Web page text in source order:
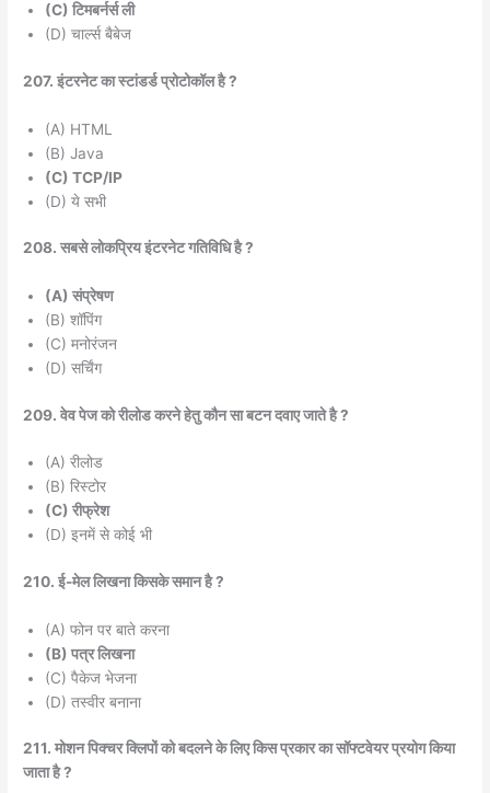
(C) टिमबर्नर्स ली
(D) चार्ल्स बैबेज
207. इंटरनेट का स्टांडर्ड प्रोटोकॉल है ?
(A) HTML
(B) Java
(C) TCP/IP
(D) ये सभी
208. सबसे लोकप्रिय इंटरनेट गतिविधि है ?
(A) संप्रेषण
(B) शॉपिंग
(C) मनोरंजन
(D) सर्चिंग
209. वेव पेज को रीलोड करने हेतु कौन सा बटन दवाए जाते है ?
(A) रीलोड
(B) रिस्टोर
(C) रीफ्रेश
(D) इनमें से कोई भी
210. ई-मेल लिखना किसके समान है ?
(A) फोन पर बाते करना
(B) पत्र लिखना
(C) पैकेज भेजना
(D) तस्वीर बनाना
211. मोशन पिक्चर क्लिपों को बदलने के लिए किस प्रकार का सॉफ्टवेयर प्रयोग किया
जाता है ?